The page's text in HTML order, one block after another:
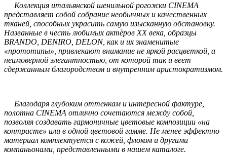
Коллекция итальянской шенильной рогожки CINEMA
представляет собой собрание необычных и качественных
тканей, способных украсить самую изысканную обстановку.
Названные в честь любимых актёров ХХ века, образцы
BRANDO, DENIRO, DELON, как и их знаменитые
«прототипы», привлекают внимание не яркой расцветкой, а
неимоверной элегантностью, от которой так и веет
сдержанным благородством и внутренним аристократизмом.
Благодаря глубоким оттенкам и интересной фактуре,
полотна CINEMA отлично сочетаются между собой,
позволяя создавать гармоничные цветовые композиции «на
контрасте» или в одной цветовой гамме. Не менее эффектно
материал комплектуется с кожей, флоком и другими
компаньонами, представленными в нашем каталоге.